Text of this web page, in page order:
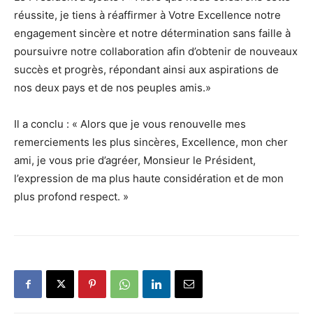
réussite, je tiens à réaffirmer à Votre Excellence notre
engagement sincère et notre détermination sans faille à
poursuivre notre collaboration afin d’obtenir de nouveaux
succès et progrès, répondant ainsi aux aspirations de
nos deux pays et de nos peuples amis.»
Il a conclu : « Alors que je vous renouvelle mes
remerciements les plus sincères, Excellence, mon cher
ami, je vous prie d’agréer, Monsieur le Président,
l’expression de ma plus haute considération et de mon
plus profond respect. »